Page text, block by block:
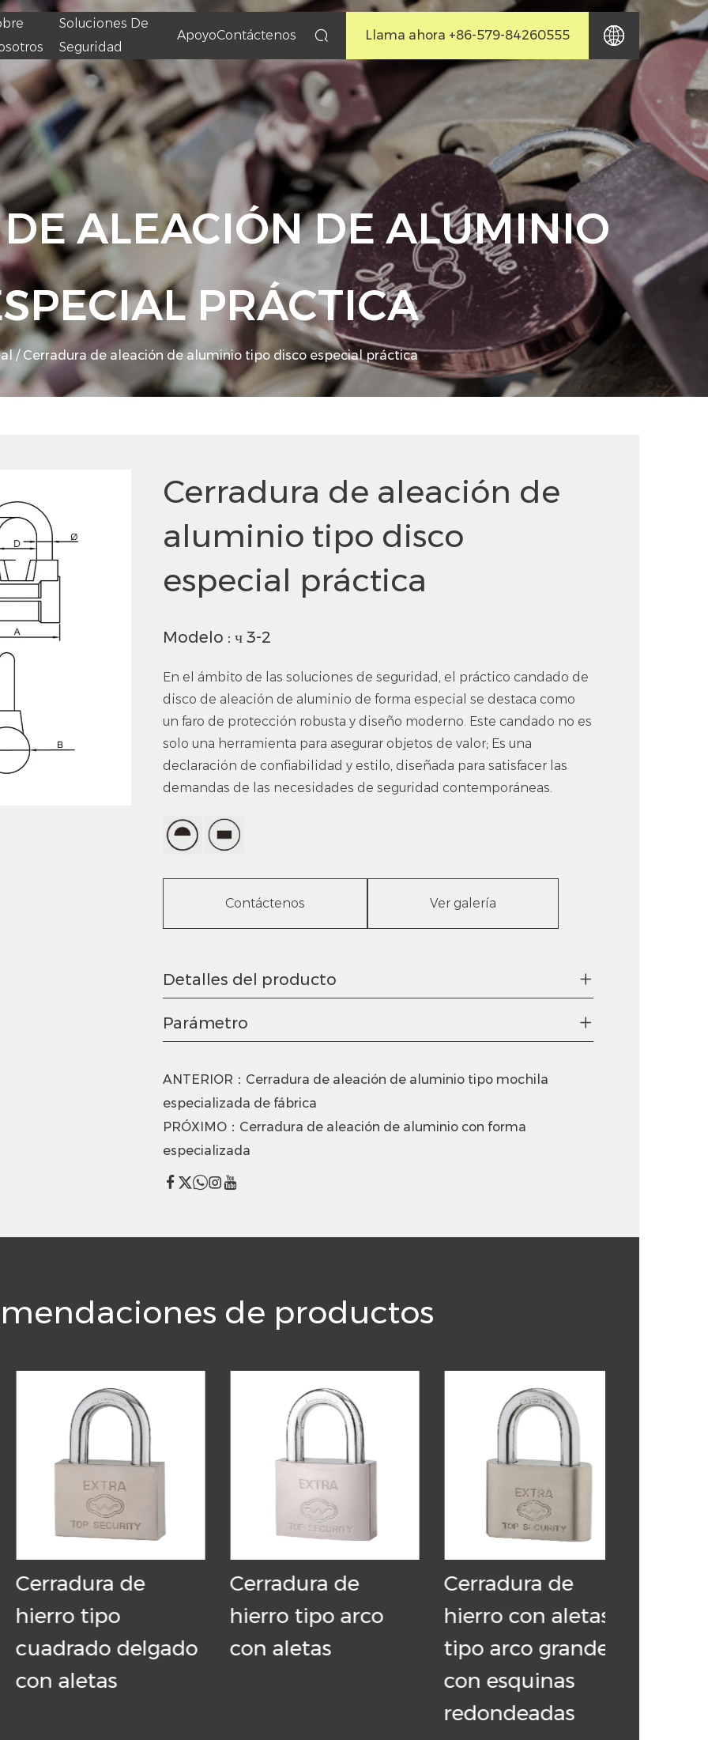
Soluciones De
Seguridad
ApoyoContáctenos Llama ahora +86-579-84260555
ALEACIÓN DE ALUMINIO
PRÁCTICA
/ Cerradura de aleación de aluminio tipo disco especial práctica
Cerradura de aleación de
aluminio tipo disco
especial práctica
Modelo : ч 3-2
En el ámbito de las soluciones de seguridad, el práctico candado de
disco de aleación de aluminio de forma especial se destaca como
un faro de protección robusta y diseño moderno. Este candado no es
solo una herramienta para asegurar objetos de valor; Es una
declaración de confiabilidad y estilo, diseñada para satisfacer las
demandas de las necesidades de seguridad contemporáneas.
Contáctenos Ver galería
Detalles del producto
Parámetro
ANTERIOR：Cerradura de aleación de aluminio tipo mochila
especializada de fábrica
PRÓXIMO：Cerradura de aleación de aluminio con forma
especializada
de productos
de
tipo
delgado
aletas
Cerradura de
hierro tipo arco
con aletas
Cerradura de
hierro con aletas
tipo arco grande
con esquinas
redondeadas